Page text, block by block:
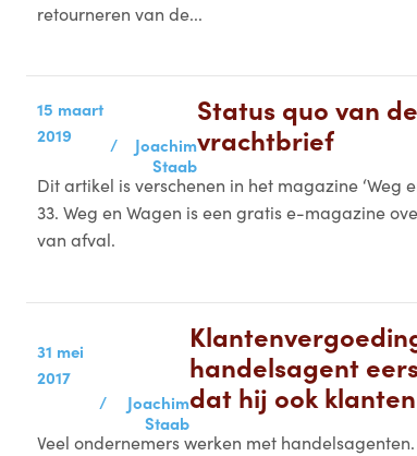
retourneren van de...
15 maart
2019
/
Joachim
Staab
Status quo van
vrachtbrief
Dit artikel is verschenen in het magazine ‘Weg
33. Weg en Wagen is een gratis e-magazine
van afval.
31 mei
2017
/
Joachim
Staab
handelsagent
dat hij ook
Veel ondernemers werken met